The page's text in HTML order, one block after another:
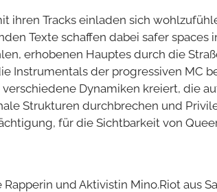
ihren Tracks einladen sich
Texte schaffen dabei safer​ ​spaces
erhobenen Hauptes durch die
Instrumentals der progressiven MC
Dynamiken kreiert, die
Strukturen durchbrechen und
für die Sichtbarkeit von
und Aktivistin Mino.Riot aus